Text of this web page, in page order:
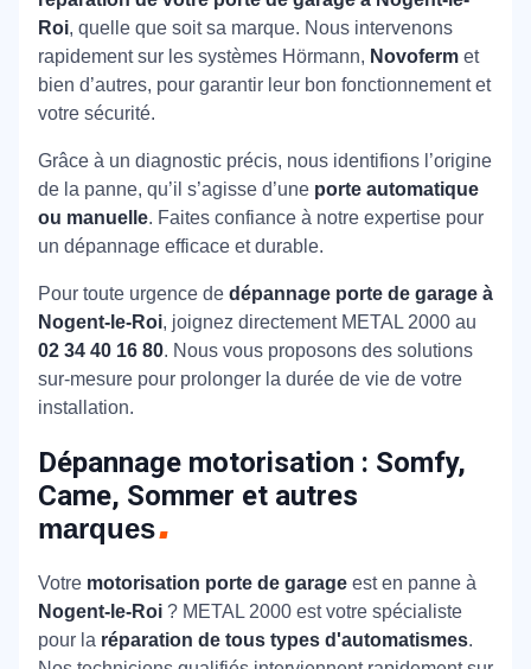
Roi, quelle que soit sa marque. Nous intervenons
rapidement sur les systèmes Hörmann, Novoferm et
bien d’autres, pour garantir leur bon fonctionnement et
votre sécurité.
Grâce à un diagnostic précis, nous identifions l’origine
de la panne, qu’il s’agisse d’une porte automatique
ou manuelle. Faites confiance à notre expertise pour
un dépannage efficace et durable.
Pour toute urgence de dépannage porte de garage à
Nogent-le-Roi, joignez directement METAL 2000 au
02 34 40 16 80. Nous vous proposons des solutions
sur-mesure pour prolonger la durée de vie de votre
installation.
Dépannage motorisation : Somfy,
Came, Sommer et autres
marques
Votre motorisation porte de garage est en panne à
Nogent-le-Roi ? METAL 2000 est votre spécialiste
pour la réparation de tous types d'automatismes.